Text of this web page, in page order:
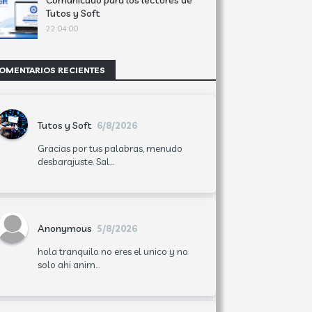
Tutos y Soft
22:04:00
RECIENTES
Tutos y Soft 6/8/2026
Gracias por tus palabras, menudo
desbarajuste. Sal...
Anonymous 5/8/2026
hola tranquilo no eres el unico y no
solo ahi anim...